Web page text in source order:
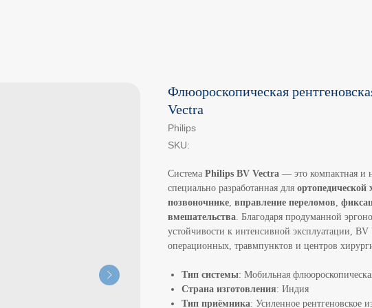
Флюороскопическая
Vectra
Philips
SKU:
Система Philips BV Vectra — это компактная и
специально разработанная для ортопедической
позвоночнике, вправление переломов,
вмешательства. Благодаря продуманной
устойчивости к интенсивной эксплуатации, BV
операционных, травмпунктов и центров
Тип системы: Мобильная
Страна изготовления: Индия
Тип приёмника: Усиленное рентгеновское